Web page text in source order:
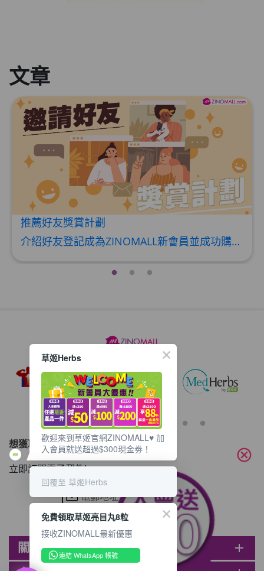
文章
推薦好友獎賞計劃
介紹好友登記成為ZINOMALL新會員並成功購物，您即可獲得$50Mall Dollar現金回贈，你的好友亦可同時獲得$50Mall Dollar現金回贈。 **舊會員必須完成首張訂單才可開通邀請好友獎賞計劃** 1. 舊會員可於 我的帳戶>>>邀請好友獎賞 中找到 好友推薦碼 (紅圈位置) 2. 會員可複製好友推薦碼並透過 Whatsapp / Facebook / Email分享給自己好友。推薦好友次數不限，介紹愈多新朋友，可獲得愈多Mall Dollar現金回贈。 3. 好友
想獲取最新的優惠資訊？
立即訂閱電子郵件!
關於ZINOMALL add
cancel
草姬Herbs
歡迎來到草姬官網ZINOMALL♥️ 加
入會員就送超過$300現金劵！
回覆至 草姬Herbs
免費領取草姬亮目丸8粒
接收ZINOMALL最新優惠
連結 WhatsApp 帳號